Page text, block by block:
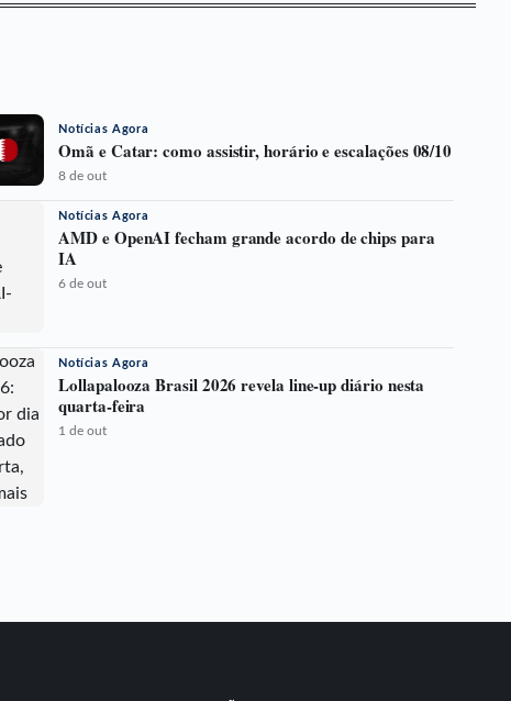
Notícias Agora
Omã e Catar: como assistir, horário e escalações 08/10
8 de out
Notícias Agora
AMD e OpenAI fecham grande acordo de chips para
IA
6 de out
Notícias Agora
Lollapalooza Brasil 2026 revela line-up diário nesta
quarta-feira
1 de out